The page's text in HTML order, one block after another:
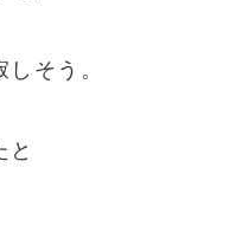
そう。